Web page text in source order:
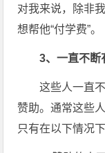
对我来说，除非
想帮他“付学费”。
3、一直不断
这些人一直
赞助。通常这些
只有在以下情况